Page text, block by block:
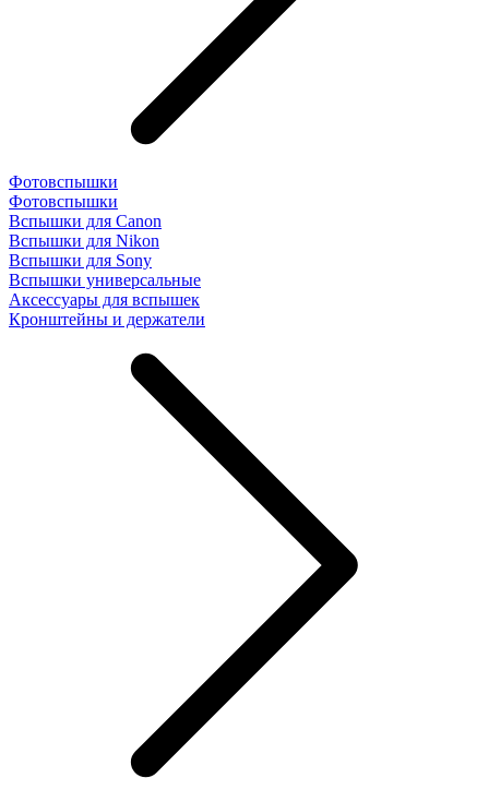
Фотовспышки
Фотовспышки
Вспышки для Canon
Вспышки для Nikon
Вспышки для Sony
Вспышки универсальные
Аксесcуары для вспышек
Кронштейны и держатели